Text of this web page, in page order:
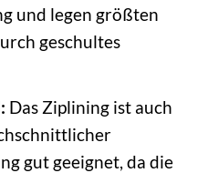
und legen größten
geschultes
Das Ziplining ist auch
gut geeignet, da die